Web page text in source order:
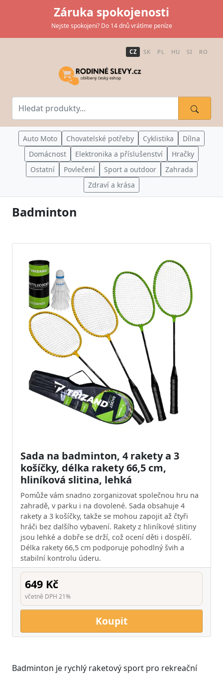
Záruka spokojenosti
Nejste spokojeni? Do 14 dnů vrátíme peníze
CZ SK PL HU SI RO
Auto Moto Chovatelské potřeby Cyklistika
Dílna
Domácnost
Elektronika a příslušenství
Hračky
Ostatní
Povlečení Sport a outdoor
Zahrada
Zdraví a krása
Badminton
Sada na badminton, 4 rakety a 3
košíčky, délka rakety 66,5 cm,
hliníková slitina, lehká
Pomůže vám snadno zorganizovat společnou hru na
zahradě, v parku i na dovolené. Sada obsahuje 4
rakety a 3 košíčky, takže se mohou zapojit až čtyři
hráči bez dalšího vybavení. Rakety z hliníkové slitiny
jsou lehké a dobře se drží, což ocení děti i dospělí.
Délka rakety 66,5 cm podporuje pohodlný švih a
stabilní kontrolu úderu.
649 Kč
včetně DPH 21%
Koupit
Badminton je rychlý raketový sport pro rekreační